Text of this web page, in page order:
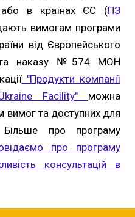
в країнах ЄС (ПЗ
вимогам програми
від Європейського
та наказу №574 МОН
"Продукти компанії
Facility" можна
вимог та доступних для
Більше про програму
про програму
консультацій в